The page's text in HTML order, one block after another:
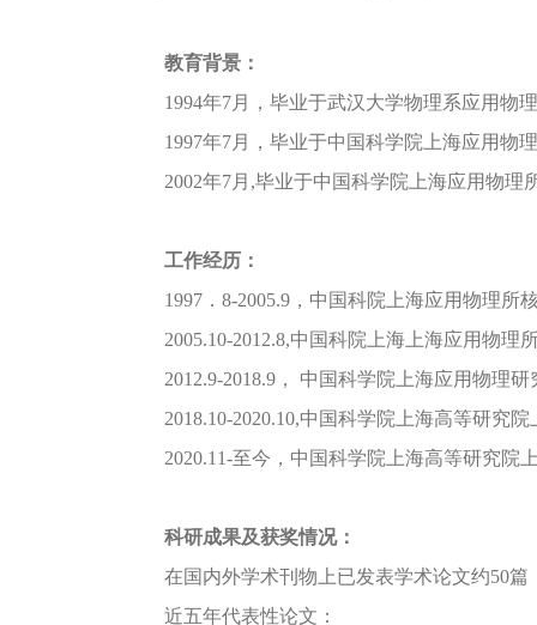
教育背景：
1994年7月，毕业于武汉大学物理系应用物
1997年7月，毕业于中国科学院上海应用物
2002年7月,毕业于中国科学院上海应用物
工作经历：
1997．8-2005.9，中国科院上海应用物理所
2005.10-2012.8,中国科院上海上海应用物理
2012.9-2018.9， 中国科学院上海应用物理
2018.10-2020.10,中国科学院上海高等研究
2020.11-至今，中国科学院上海高等研究
科研成果及获奖情况：
在国内外学术刊物上已发表学术论文约50篇
近五年代表性论文：